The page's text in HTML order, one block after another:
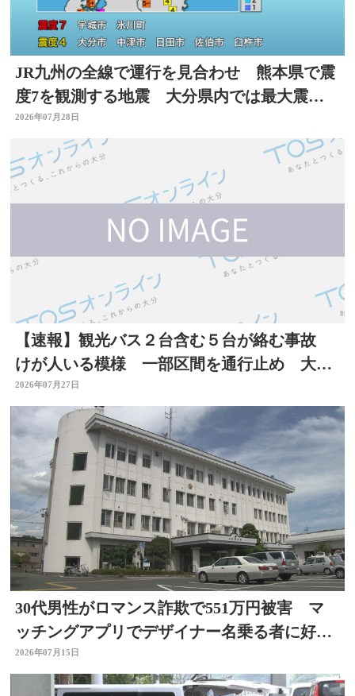
JR九州の全線で運行を見合わせ 熊本県で震
度7を観測する地震 大分県内では最大震度4
を観測
2026年07月28日
【速報】観光バス２台含む５台が絡む事故
けが人いる模様 一部区間を通行止め 大分
自動車道
2026年07月27日
30代男性がロマンス詐欺で551万円被害 マ
ッチングアプリでデザイナー名乗る者に好意
抱く 大分
2026年07月15日